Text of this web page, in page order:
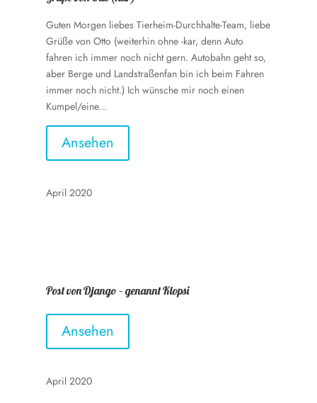
Guten Morgen liebes Tierheim-Durchhalte-Team, liebe
Grüße von Otto (weiterhin ohne -kar, denn Auto
fahren ich immer noch nicht gern. Autobahn geht so,
aber Berge und Landstraßenfan bin ich beim Fahren
immer noch nicht.) Ich wünsche mir noch einen
Kumpel/eine...
Ansehen
April 2020
Post von Django – genannt Klopsi
Ansehen
April 2020